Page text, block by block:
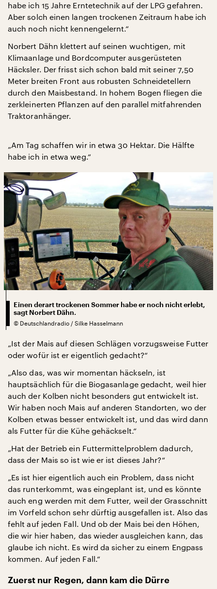
habe ich 15 Jahre Erntetechnik auf der LPG gefahren.
Aber solch einen langen trockenen Zeitraum habe ich
auch noch nicht kennengelernt.“
Norbert Dähn klettert auf seinen wuchtigen, mit
Klimaanlage und Bordcomputer ausgerüsteten
Häcksler. Der frisst sich schon bald mit seiner 7,50
Meter breiten Front aus robusten Schneidetellern
durch den Maisbestand. In hohem Bogen fliegen die
zerkleinerten Pflanzen auf den parallel mitfahrenden
Traktoranhänger.
„Am Tag schaffen wir in etwa 30 Hektar. Die Hälfte
habe ich in etwa weg.“
Einen derart trockenen Sommer habe er noch nicht erlebt,
sagt Norbert Dähn.
© Deutschlandradio / Silke Hasselmann
„Ist der Mais auf diesen Schlägen vorzugsweise Futter
oder wofür ist er eigentlich gedacht?“
„Also das, was wir momentan häckseln, ist
hauptsächlich für die Biogasanlage gedacht, weil hier
auch der Kolben nicht besonders gut entwickelt ist.
Wir haben noch Mais auf anderen Standorten, wo der
Kolben etwas besser entwickelt ist, und das wird dann
als Futter für die Kühe gehäckselt.“
„Hat der Betrieb ein Futtermittelproblem dadurch,
dass der Mais so ist wie er ist dieses Jahr?“
„Es ist hier eigentlich auch ein Problem, dass nicht
das runterkommt, was eingeplant ist, und es könnte
auch eng werden mit dem Futter, weil der Grasschnitt
im Vorfeld schon sehr dürftig ausgefallen ist. Also das
fehlt auf jeden Fall. Und ob der Mais bei den Höhen,
die wir hier haben, das wieder ausgleichen kann, das
glaube ich nicht. Es wird da sicher zu einem Engpass
kommen. Auf jeden Fall.“
Zuerst nur Regen, dann kam die Dürre